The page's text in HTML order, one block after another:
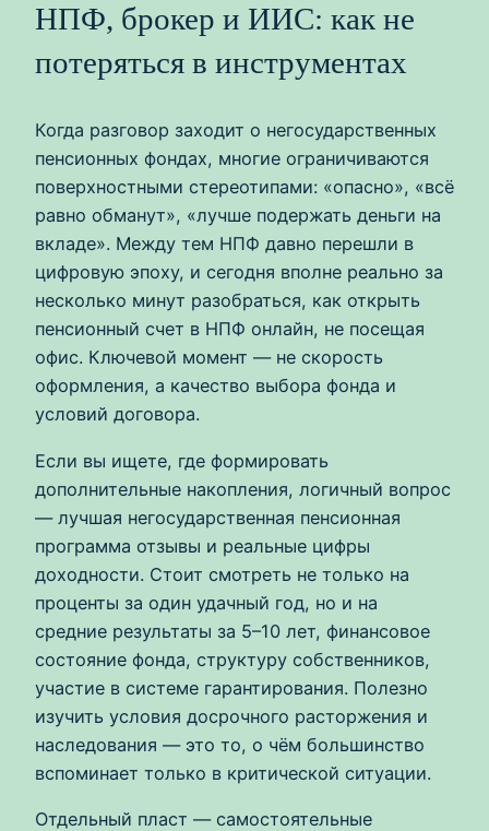
НПФ, брокер и ИИС: как не
потеряться в инструментах
Когда разговор заходит о негосударственных
пенсионных фондах, многие ограничиваются
поверхностными стереотипами: «опасно», «всё
равно обманут», «лучше подержать деньги на
вкладе». Между тем НПФ давно перешли в
цифровую эпоху, и сегодня вполне реально за
несколько минут разобраться, как открыть
пенсионный счет в НПФ онлайн, не посещая
офис. Ключевой момент — не скорость
оформления, а качество выбора фонда и
условий договора.
Если вы ищете, где формировать
дополнительные накопления, логичный вопрос
— лучшая негосударственная пенсионная
программа отзывы и реальные цифры
доходности. Стоит смотреть не только на
проценты за один удачный год, но и на
средние результаты за 5–10 лет, финансовое
состояние фонда, структуру собственников,
участие в системе гарантирования. Полезно
изучить условия досрочного расторжения и
наследования — это то, о чём большинство
вспоминает только в критической ситуации.
Отдельный пласт — самостоятельные